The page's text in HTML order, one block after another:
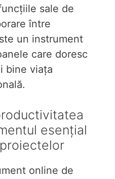
sale de
între
un instrument
care doresc
bine viața
esențial
online de